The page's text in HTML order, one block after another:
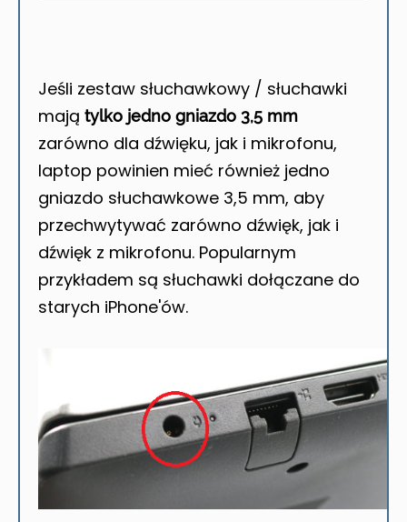
Jeśli zestaw słuchawkowy / słuchawki
mają tylko jedno gniazdo 3,5 mm
zarówno dla dźwięku, jak i mikrofonu,
laptop powinien mieć również jedno
gniazdo słuchawkowe 3,5 mm, aby
przechwytywać zarówno dźwięk, jak i
dźwięk z mikrofonu. Popularnym
przykładem są słuchawki dołączane do
starych iPhone'ów.